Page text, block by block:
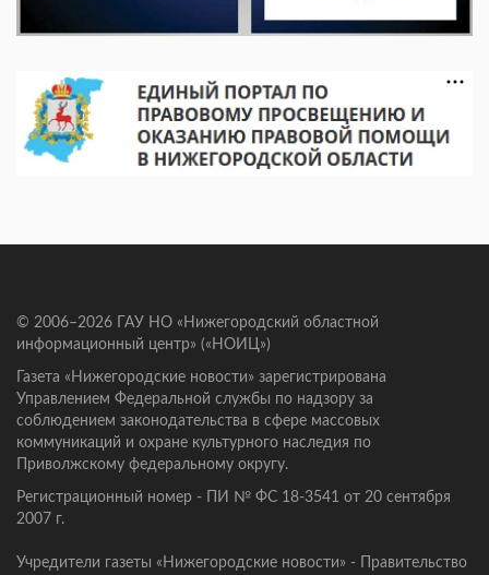
© 2006–2026 ГАУ НО «Нижегородский областной
информационный центр» («НОИЦ»)
Газета «Нижегородские новости» зарегистрирована
Управлением Федеральной службы по надзору за
соблюдением законодательства в сфере массовых
коммуникаций и охране культурного наследия по
Приволжскому федеральному округу.
Регистрационный номер - ПИ № ФС 18-3541 от 20 сентября
2007 г.
Учредители газеты «Нижегородские новости» - Правительство